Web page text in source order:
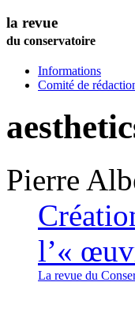
la revue
du conservatoire
Informations
Comité de
Pierre
l’«
La revue du